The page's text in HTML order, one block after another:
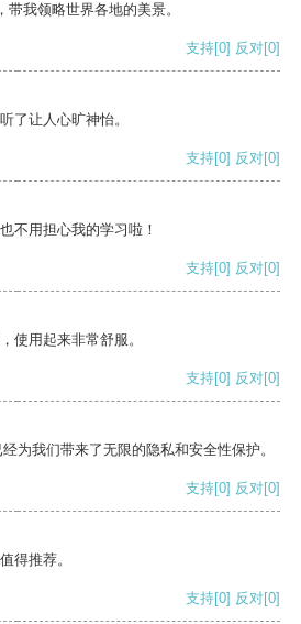
我领略世界各地的美景。
支持[0] 反对[0]
了让人心旷神怡。
支持[0] 反对[0]
不用担心我的学习啦！
支持[0] 反对[0]
使用起来非常舒服。
支持[0] 反对[0]
为我们带来了无限的隐私和安全性保护。
支持[0] 反对[0]
得推荐。
支持[0] 反对[0]